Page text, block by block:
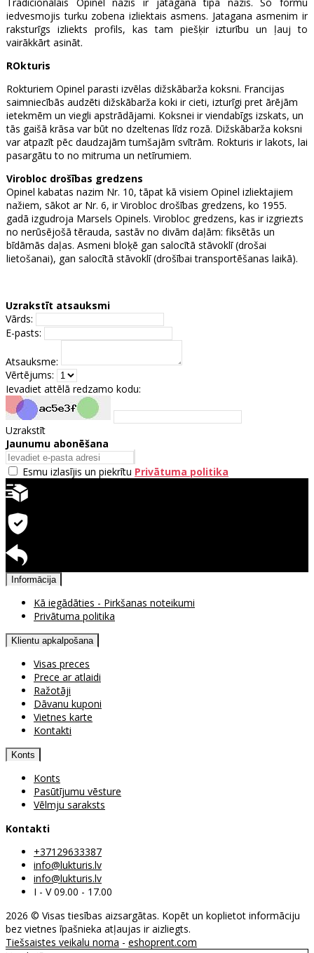
iedvesmojis turku zobena izliektais asmens. Jatagana asmenim ir
raksturīgs izliekts profils, kas tam piešķir izturību un ļauj to
vairākkārt asināt.
ROkturis
Rokturiem Opinel parasti izvēlas dižskābarža koksni. Francijas
saimniecībās audzēti dižskābarža koki ir cieti, izturīgi pret ārējām
ietekmēm un viegli apstrādājami. Koksnei ir viendabīgs izskats, un
tās gaišā krāsa var būt no dzeltenas līdz rozā. Dižskābarža koksni
var atpazīt pēc daudzajām tumšajām svītrām. Rokturis ir lakots, lai
pasargātu to no mitruma un netīrumiem.
Virobloc drošības gredzens
Opinel kabatas nazim Nr. 10, tāpat kā visiem Opinel izliektajiem
nažiem, sākot ar Nr. 6, ir Virobloc drošības gredzens, ko 1955.
gadā izgudroja Marsels Opinels. Virobloc gredzens, kas ir izgriezts
no nerūsējošā tērauda, sastāv no divām daļām: fiksētās un
bīdāmās daļas. Asmeni bloķē gan salocītā stāvoklī (drošai
lietošanai), gan salocītā stāvoklī (drošībai transportēšanas laikā).
Uzrakstīt atsauksmi
Vārds:
E-pasts:
Atsauksme:
Vērtējums:
Ievadiet attēlā redzamo kodu:
Uzrakstīt
Jaunumu abonēšana
Esmu izlasījis un piekrītu Privātuma politika
Informācija
Kā iegādāties - Pirkšanas noteikumi
Privātuma politika
Klientu apkalpošana
Visas preces
Prece ar atlaidi
Ražotāji
Dāvanu kuponi
Vietnes karte
Kontakti
Konts
Konts
Pasūtījumu vēsture
Vēlmju saraksts
Kontakti
+37129633387
info@lukturis.lv
info@lukturis.lv
I - V 09.00 - 17.00
2026 © Visas tiesības aizsargātas. Kopēt un koplietot informāciju
bez vietnes īpašnieka atļaujas ir aizliegts.
Tiešsaistes veikalu noma - eshoprent.com